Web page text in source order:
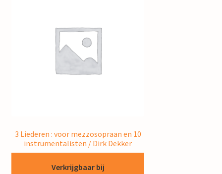
3 Liederen : voor mezzosopraan en 10
instrumentalisten / Dirk Dekker
Verkrijgbaar bij